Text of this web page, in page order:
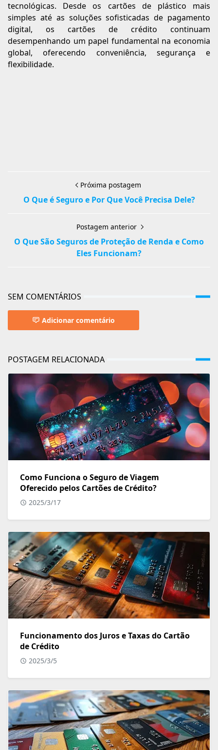
tecnológicas. Desde os cartões de plástico mais
simples até as soluções sofisticadas de pagamento
digital, os cartões de crédito continuam
desempenhando um papel fundamental na economia
global, oferecendo conveniência, segurança e
flexibilidade.
Próxima postagem
O Que é Seguro e Por Que Você Precisa Dele?
Postagem anterior
O Que São Seguros de Proteção de Renda e Como
Eles Funcionam?
SEM COMENTÁRIOS
Adicionar comentário
POSTAGEM RELACIONADA
Como Funciona o Seguro de Viagem
Oferecido pelos Cartões de Crédito?
2025/3/17
Funcionamento dos Juros e Taxas do Cartão
de Crédito
2025/3/5